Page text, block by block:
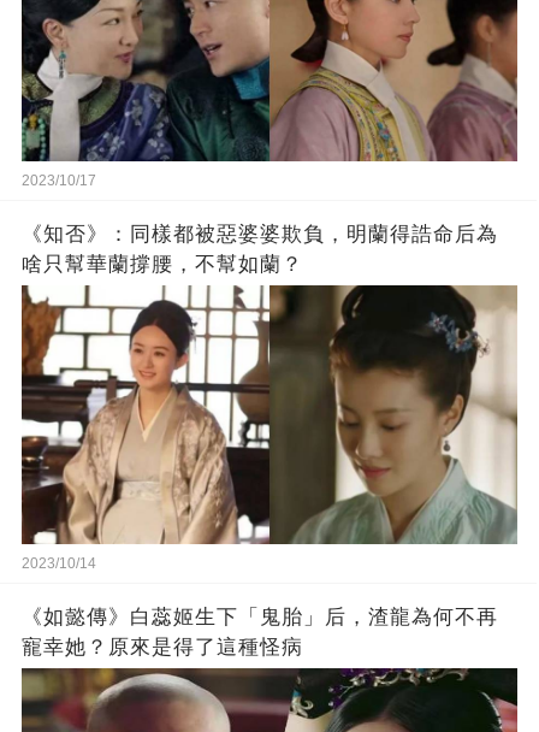
2023/10/17
《知否》：同樣都被惡婆婆欺負，明蘭得誥命后為
啥只幫華蘭撐腰，不幫如蘭？
2023/10/14
《如懿傳》白蕊姬生下「鬼胎」后，渣龍為何不再
寵幸她？原來是得了這種怪病